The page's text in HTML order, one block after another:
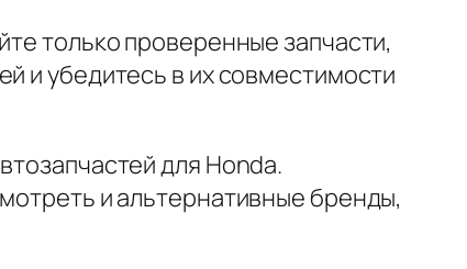
только проверенные запчасти,
и убедитесь в их совместимости
для Honda.
и альтернативные бренды,